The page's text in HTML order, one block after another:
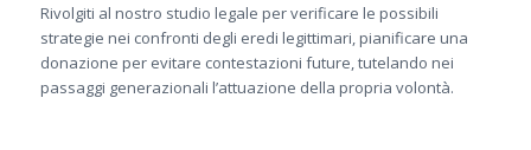
Rivolgiti al nostro studio legale per verificare le possibili
strategie nei confronti degli eredi legittimari, pianificare una
donazione per evitare contestazioni future, tutelando nei
passaggi generazionali l’attuazione della propria volontà.